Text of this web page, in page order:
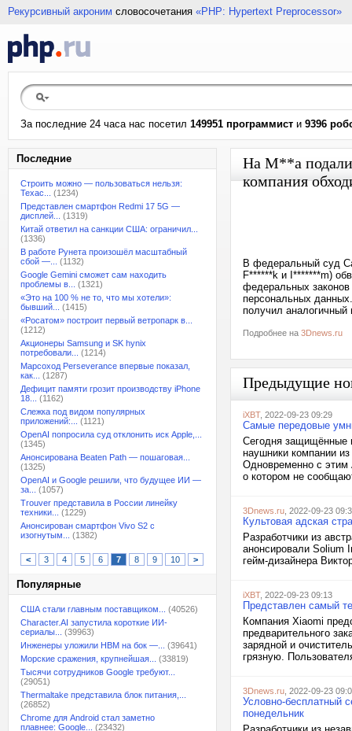
Рекурсивный акроним словосочетания «PHP: Hypertext Preprocessor»
За последние 24 часа нас посетил 149951 программист и 9396
Последние
Строить можно — пользоваться нельзя:
Техас...
(1234)
Представлен смартфон Redmi 17 5G —
дисплей...
(1319)
Китай ответил на санкции США: ограничил...
(1336)
В работе Рунета произошёл масштабный
сбой —...
(1132)
Google Gemini сможет сам находить
проблемы в...
(1321)
«Это на 100 % не то, что мы хотели»:
бывший...
(1415)
«Росатом» построит первый ветропарк в...
(1212)
Акционеры Samsung и SK hynix
потребовали...
(1214)
Марсоход Perseverance впервые показал,
как...
(1287)
Дефицит памяти грозит производству iPhone
18...
(1162)
Слежка под видом популярных
приложений:...
(1121)
OpenAI попросила суд отклонить иск Apple,...
(1345)
Анонсирована Beaten Path — пошаговая...
(1325)
OpenAI и Google решили, что будущее ИИ —
за...
(1057)
Trouver представила в России линейку
техники...
(1229)
Анонсирован смартфон Vivo S2 с
изогнутым...
(1382)
< 3 4 5 6 7 8 9 10 >
Популярные
США стали главным поставщиком...
(40526)
Character.AI запустила короткие ИИ-
сериалы...
(39963)
Инженеры уложили HBM на бок —...
(39641)
Морские сражения, крупнейшая...
(33819)
Тысячи сотрудников Google требуют...
(29051)
Thermaltake представила блок питания,...
(26852)
Chrome для Android стал заметно
плавнее: Google...
(23432)
На M**a подали
компания
В федеральный суд
F******k и I*******m)
федеральных
персональных
получил
Подробнее на 3Dnews.ru
Предыдущие
iXBT, 2022-09-23 09:29
Самые передовые
Сегодня защищённые
наушники компании
Одновременно с этим
о котором не
3Dnews.ru , 2022-09-23
Культовая адская
Разработчики из
анонсировали Solium
гейм-дизайнера
iXBT, 2022-09-23 09:13
Представлен самый
Компания Xiaomi
предварительного
зарядной и
грязную.
3Dnews.ru , 2022-09-23
Условно-бесплатный
понедельник